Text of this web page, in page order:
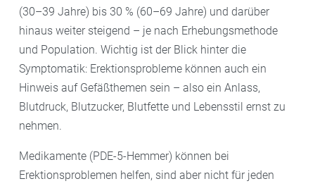
(30–39 Jahre) bis 30 % (60–69 Jahre) und darüber
hinaus weiter steigend – je nach Erhebungsmethode
und Population. Wichtig ist der Blick hinter die
Symptomatik: Erektionsprobleme können auch ein
Hinweis auf Gefäßthemen sein – also ein Anlass,
Blutdruck, Blutzucker, Blutfette und Lebensstil ernst zu
nehmen.
Medikamente (PDE-5-Hemmer) können bei
Erektionsproblemen helfen, sind aber nicht für jeden